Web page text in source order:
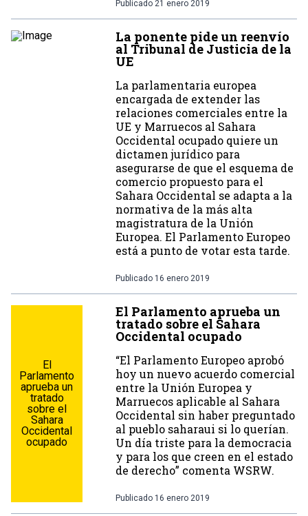
Publicado 21 enero 2019
La ponente pide un reenvío
al Tribunal de Justicia de la
UE
La parlamentaria europea
encargada de extender las
relaciones comerciales entre la
UE y Marruecos al Sahara
Occidental ocupado quiere un
dictamen jurídico para
asegurarse de que el esquema de
comercio propuesto para el
Sahara Occidental se adapta a la
normativa de la más alta
magistratura de la Unión
Europea. El Parlamento Europeo
está a punto de votar esta tarde.
Publicado 16 enero 2019
El
Parlamento
aprueba un
tratado
sobre el
Sahara
Occidental
ocupado
El Parlamento aprueba un
tratado sobre el Sahara
Occidental ocupado
“El Parlamento Europeo aprobó
hoy un nuevo acuerdo comercial
entre la Unión Europea y
Marruecos aplicable al Sahara
Occidental sin haber preguntado
al pueblo saharaui si lo querían.
Un día triste para la democracia
y para los que creen en el estado
de derecho” comenta WSRW.
Publicado 16 enero 2019